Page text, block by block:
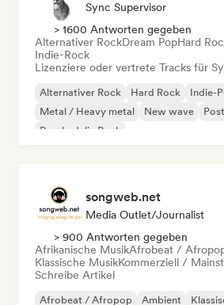
Sync Supervisor
> 1600 Antworten gegeben
Alternativer RockDream PopHard
Indie-Rock
Lizenziere oder vertrete Tracks für
Alternativer Rock Hard Rock Indie-
Metal / Heavy metal
New wave
Psychedelic Rock
songweb.net
Media Outlet/Journalist
> 900 Antworten gegeben
Afrikanische MusikAfrobeat /
Klassische MusikKommerziell /
Schreibe Artikel
Afrobeat / Afropop Ambient